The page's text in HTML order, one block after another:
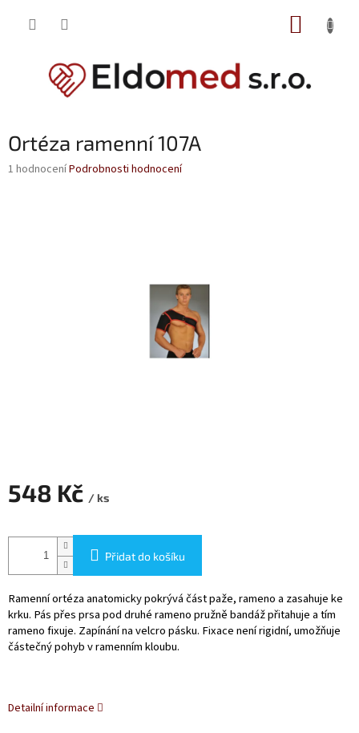
Ortéza ramenní 107A
Průměrné
1 hodnoceníPodrobnosti hodnocení
548 Kč / ks
cena:
Přidat do košíku
Ramenní ortéza anatomicky pokrývá část paže, rameno a zasahuje ke
krku. Pás přes prsa pod druhé rameno pružně bandáž přitahuje a tím
rameno fixuje. Zapínání na velcro pásku. Fixace není rigidní, umožňuje
částečný pohyb v ramenním kloubu.
Detailní informace